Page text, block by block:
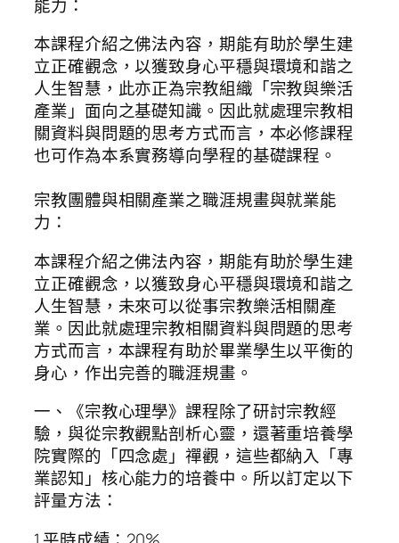
能力：
本課程介紹之佛法內容，期能有助於學生建
立正確觀念，以獲致身心平穩與環境和諧之
人生智慧，此亦正為宗教組織「宗教與樂活
產業」面向之基礎知識。因此就處理宗教相
關資料與問題的思考方式而言，本必修課程
也可作為本系實務導向學程的基礎課程。
宗教團體與相關產業之職涯規畫與就業能
力：
本課程介紹之佛法內容，期能有助於學生建
立正確觀念，以獲致身心平穩與環境和諧之
人生智慧，未來可以從事宗教樂活相關產
業。因此就處理宗教相關資料與問題的思考
方式而言，本課程有助於畢業學生以平衡的
身心，作出完善的職涯規畫。
一、《宗教心理學》課程除了研討宗教經
驗，與從宗教觀點剖析心靈，還著重培養學
院實際的「四念處」禪觀，這些都納入「專
業認知」核心能力的培養中。所以訂定以下
評量方法：